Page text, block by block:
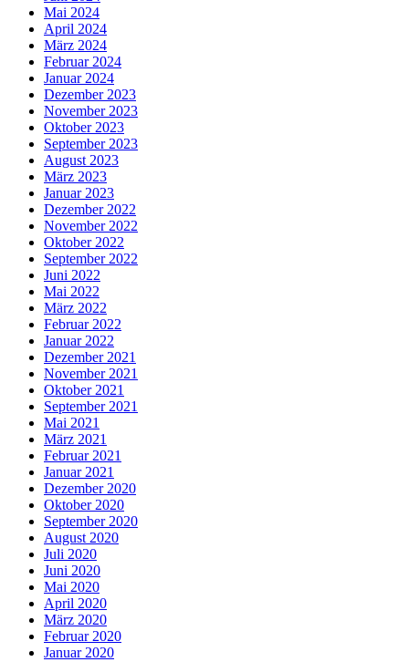
Mai 2024
April 2024
März 2024
Februar 2024
Januar 2024
Dezember 2023
November 2023
Oktober 2023
September 2023
August 2023
März 2023
Januar 2023
Dezember 2022
November 2022
Oktober 2022
September 2022
Juni 2022
Mai 2022
März 2022
Februar 2022
Januar 2022
Dezember 2021
November 2021
Oktober 2021
September 2021
Mai 2021
März 2021
Februar 2021
Januar 2021
Dezember 2020
Oktober 2020
September 2020
August 2020
Juli 2020
Juni 2020
Mai 2020
April 2020
März 2020
Februar 2020
Januar 2020